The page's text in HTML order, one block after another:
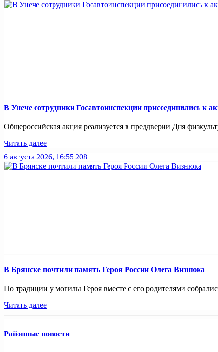
В Унече сотрудники Госавтоинспекции присоединились к
Общероссийская акция реализуется в преддверии Дня
Читать далее
6 августа 2026, 16:55 208
В Брянске почтили память Героя России Олега Визнюка
По традиции у могилы Героя вместе с его родителями
Читать далее
Районные новости